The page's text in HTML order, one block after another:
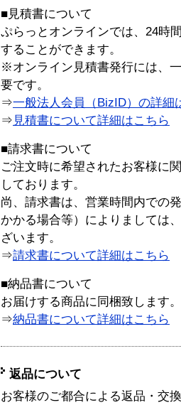
■見積書について
ぷらっとオンラインでは、24時
することができます。
※オンライン見積書発行には、
要です。
⇒一般法人会員（BizID）の詳細
⇒ 見積書について詳細はこちら
■請求書について
ご注文時に希望されたお客様に
しております。
尚、請求書は、営業時間内での
かかる場合等）によりましては
ざいます。
⇒請求書について詳細はこちら
■納品書について
お届けする商品に同梱致します。
⇒納品書について詳細はこちら
返品について
お客様のご都合による返品・交